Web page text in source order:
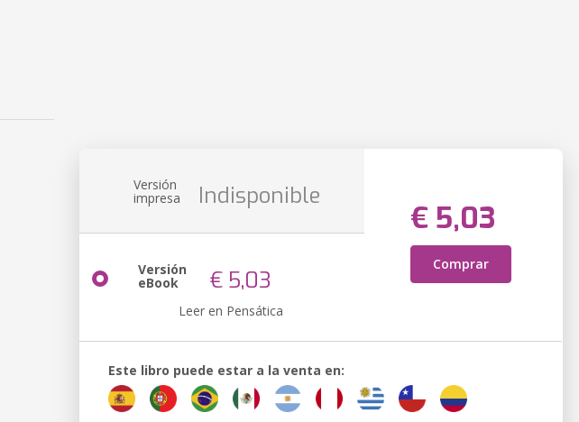
Versión
impresa Indisponible
€ 5,03
Comprar
Versión
eBook € 5,03
Leer en Pensática
Este libro puede estar a la venta en: